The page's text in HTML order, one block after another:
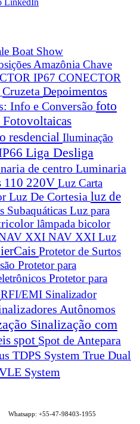
Boat Show
Amazônia Chave
IP67 CONECTOR
Cruzeta Depoimentos
Info e Conversão foto
Fotovoltaicas
resdencial Iluminação
Liga Desliga
de centro Luminaria
110 220V Luz Carta
Luz De Cortesia luz de
Subaquáticas Luz para
lâmpada bicolor
XXI NAV XXI Luz
Protetor de Surtos
Protetor para
Protetor para
RFI/EMI Sinalizador
Autônomos
Sinalização com
spot Spot de Antepara
TDPS System True Dual
System
Whatsapp: +55-47-98403-1955